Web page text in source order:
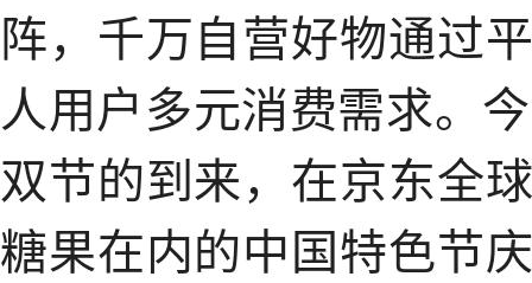
阵，千万自营好物通过
人用户多元消费需求。
双节的到来，在京东全
糖果在内的中国特色节